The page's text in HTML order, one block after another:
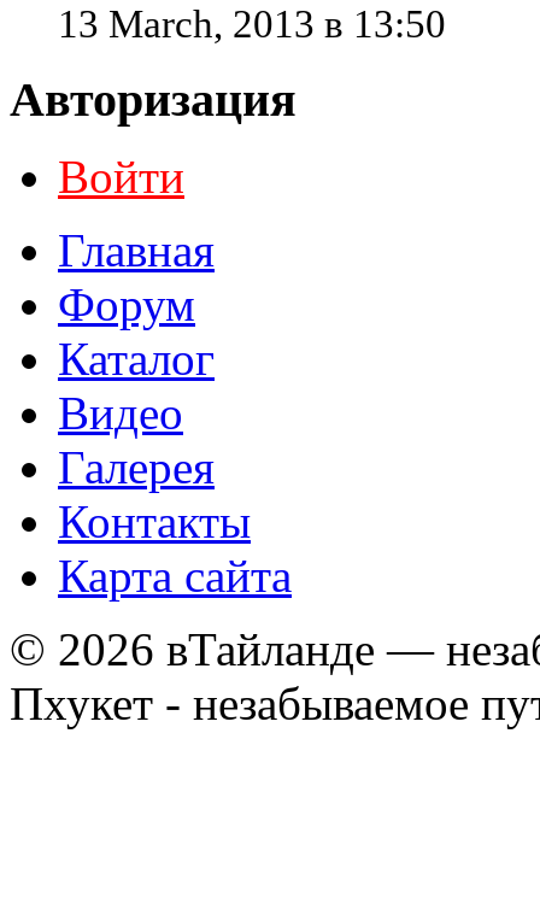
13 March, 2013 в 13:50
Авторизация
Войти
Главная
Форум
Каталог
Видео
Галерея
Контакты
Карта сайта
© 2026 вТайланде —
Пхукет - незабываемое